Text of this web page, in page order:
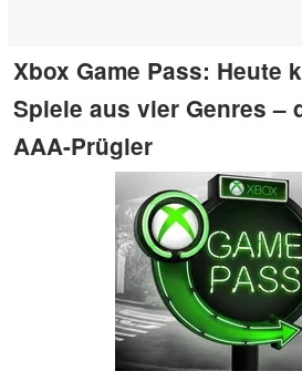
Xbox Game Pass: Heute
Spiele aus vier Genres –
AAA-Prügler